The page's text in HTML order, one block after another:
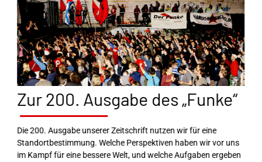
Zur 200. Ausgabe des „Funke“
Die 200. Ausgabe unserer Zeitschrift nutzen wir für eine
Standortbestimmung. Welche Perspektiven haben wir vor uns
im Kampf für eine bessere Welt, und welche Aufgaben ergeben